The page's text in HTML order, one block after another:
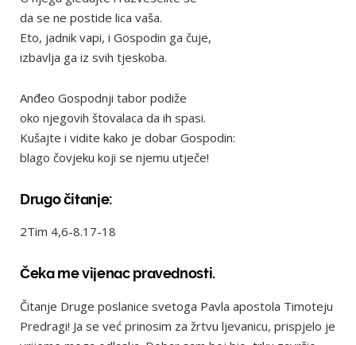
da se ne postide lica vaša.
Eto, jadnik vapi, i Gospodin ga čuje,
izbavlja ga iz svih tjeskoba.
Anđeo Gospodnji tabor podiže
oko njegovih štovalaca da ih spasi.
Kušajte i vidite kako je dobar Gospodin:
blago čovjeku koji se njemu utječe!
Drugo čitanje:
2Tim 4,6-8.17-18
Čeka me vijenac pravednosti.
Čitanje Druge poslanice svetoga Pavla apostola Timoteju
Predragi! Ja se već prinosim za žrtvu ljevanicu, prispjelo je